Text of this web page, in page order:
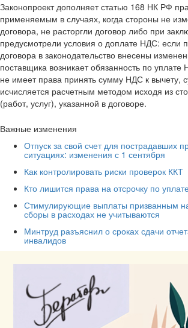
Законопроект дополняет статью 168 НК РФ
применяемым в случаях, когда стороны не
договора, не расторгли договор либо при
предусмотрели условия о доплате НДС: если
договора в законодательство внесены
поставщика возникает обязанность по уплате
не имеет права принять сумму НДС к вычету,
исчисляется расчетным методом исходя из
(работ, услуг), указанной в договоре.
Важные изменения
Отпуск за свой счет для пострадавших
ситуациях: изменения с 1 сентября
Как контролировать риски проверок ККТ
Кто лишится права на отсрочку по
Стимулирующие выплаты призванным
сборы в расходах не учитываются
Минтруд разъяснил о сроках сдачи
инвалидов